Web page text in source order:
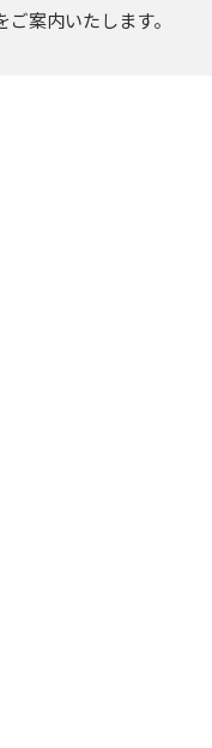
案内いたします。